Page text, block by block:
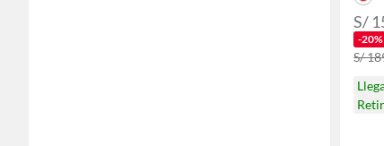
S/
-20%
S/